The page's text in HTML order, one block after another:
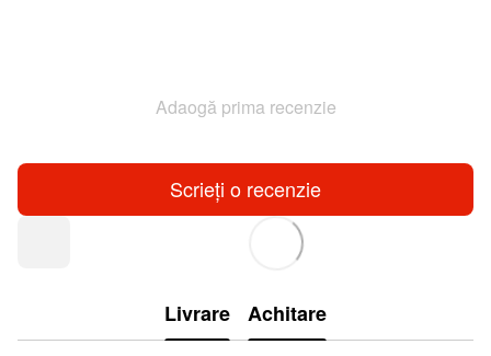
Adaogă prima recenzie
Scrieți o recenzie
Livrare Achitare